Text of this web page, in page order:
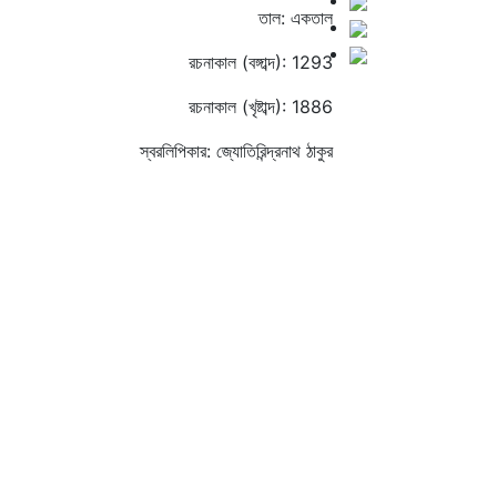
তাল: একতাল
রচনাকাল (বঙ্গাব্দ): 1293
রচনাকাল (খৃষ্টাব্দ): 1886
স্বরলিপিকার: জ্যোতিরিন্দ্রনাথ ঠাকুর